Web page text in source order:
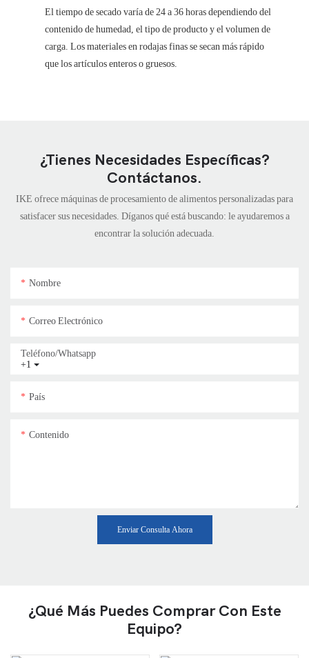
El tiempo de secado varía de 24 a 36 horas dependiendo del
contenido de humedad, el tipo de producto y el volumen de
carga. Los materiales en rodajas finas se secan más rápido
que los artículos enteros o gruesos.
¿Tienes Necesidades Específicas?
Contáctanos.
IKE ofrece máquinas de procesamiento de alimentos personalizadas para
satisfacer sus necesidades. Díganos qué está buscando: le ayudaremos a
encontrar la solución adecuada.
Nombre
Correo Electrónico
+1
Teléfono/whatsapp
País
Contenido
Enviar Consulta Ahora
¿Qué Más Puedes Comprar Con Este
Equipo?